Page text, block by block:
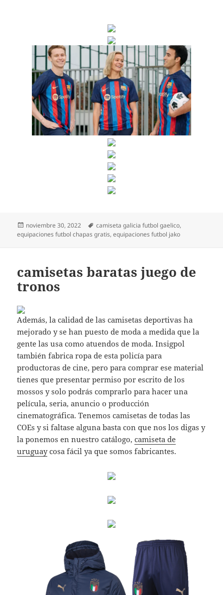
Publicado
el
noviembre 30, 2022 Etiquetas
camiseta galicia futbol gaelico,
equipaciones futbol chapas gratis,equipaciones futbol jako
camisetas baratas juego de
tronos
Además, la calidad de las camisetas deportivas ha
mejorado y se han puesto de moda a medida que la
gente las usa como atuendos de moda. Insigpol
también fabrica ropa de esta policía para
productoras de cine, pero para comprar ese material
tienes que presentar permiso por escrito de los
mossos y solo podrás comprarlo para hacer una
película, seria, anuncio o producción
cinematográfica. Tenemos camisetas de todas las
COEs y si faltase alguna basta con que nos los digas y
la ponemos en nuestro catálogo,camiseta de
uruguaycosa fácil ya que somos fabricantes.